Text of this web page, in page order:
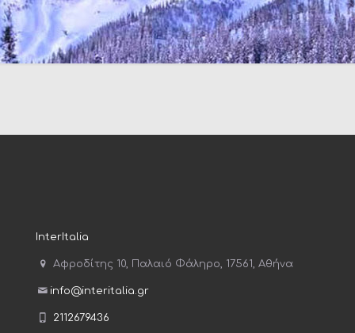
InterItalia
Αφροδίτης 10, Παλαιό Φάληρο, 17561, Αθήνα
info@interitalia.gr
2112679436